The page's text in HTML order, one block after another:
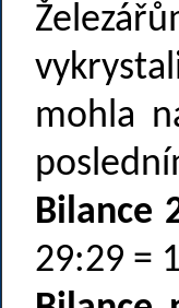
mohla
Bilance
29:29 =